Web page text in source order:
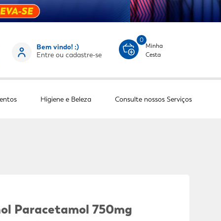
Bem vindo! :)
Entre ou cadastre-se
0
Minha
Cesta
Higiene e Beleza Consulte nossos Serviços
Paracetamol 750mg